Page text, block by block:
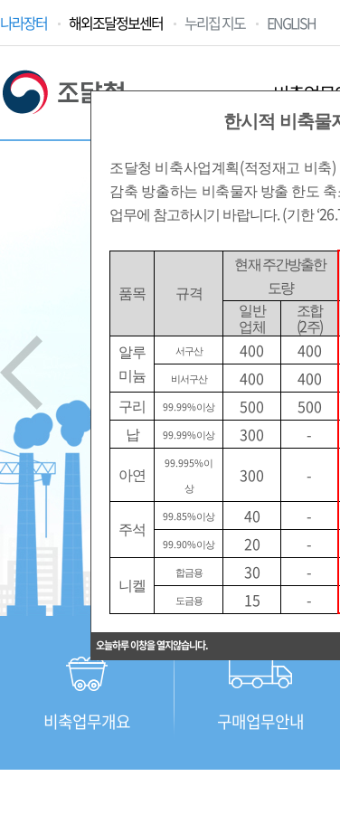
나라장터 해외조달정보센터 누리집 지도 ENGLISH
비축업무
공공
비축업무개요 구매업무안내
한시적 비축물자 방
조달청 비축사업계획(적정재고 비축)
감축 방출하는 비축물자 방출 한도 축
업무에 참고하시기 바랍니다.(기한
품목 규격
현재 주간방출한
도량
일반
업체
조합
(2주)
알루
미늄
서구산 400 400
비서구산 400 400
구리 99.99%이상 500 500
납 99.99%이상 300 -
아연
99.995%이
상
300 -
주석
99.85%이상 40 -
99.90%이상 20 -
니켈
합금용 30 -
도금용 15 -
오늘하루 이창을 열지않습니다.